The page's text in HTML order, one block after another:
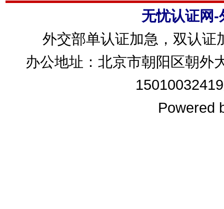
无忧认证网-
外交部单认证加急，双认证
办公地址：北京市朝阳区朝外
15010032419
Powered